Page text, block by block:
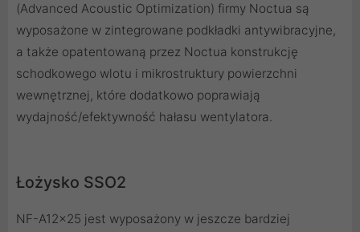
(Advanced Acoustic Optimization) firmy Noctua są
wyposażone w zintegrowane podkładki antywibracyjne,
a także opatentowaną przez Noctua konstrukcję
schodkowego wlotu i mikrostruktury powierzchni
wewnętrznej, które dodatkowo poprawiają
wydajność/efektywność hałasu wentylatora.
Łożysko SSO2
NF-A12x25 jest wyposażony w jeszcze bardziej